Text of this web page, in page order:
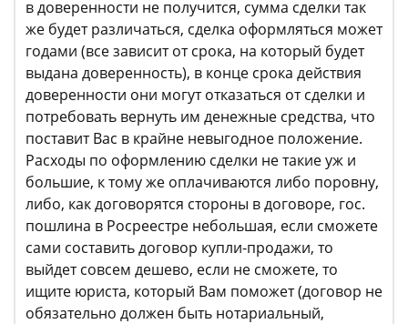
в доверенности не получится, сумма сделки так
же будет различаться, сделка оформляться может
годами (все зависит от срока, на который будет
выдана доверенность), в конце срока действия
доверенности они могут отказаться от сделки и
потребовать вернуть им денежные средства, что
поставит Вас в крайне невыгодное положение.
Расходы по оформлению сделки не такие уж и
большие, к тому же оплачиваются либо поровну,
либо, как договорятся стороны в договоре, гос.
пошлина в Росреестре небольшая, если сможете
сами составить договор купли-продажи, то
выйдет совсем дешево, если не сможете, то
ищите юриста, который Вам поможет (договор не
обязательно должен быть нотариальный,